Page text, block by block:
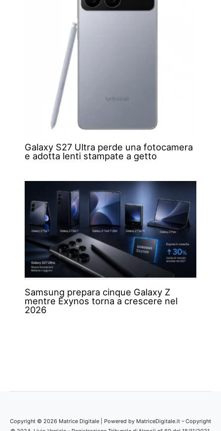
Galaxy S27 Ultra perde una fotocamera
e adotta lenti stampate a getto
Samsung prepara cinque Galaxy Z
mentre Exynos torna a crescere nel
2026
Copyright © 2026 Matrice Digitale | Powered by MatriceDigitale.it – Copyright